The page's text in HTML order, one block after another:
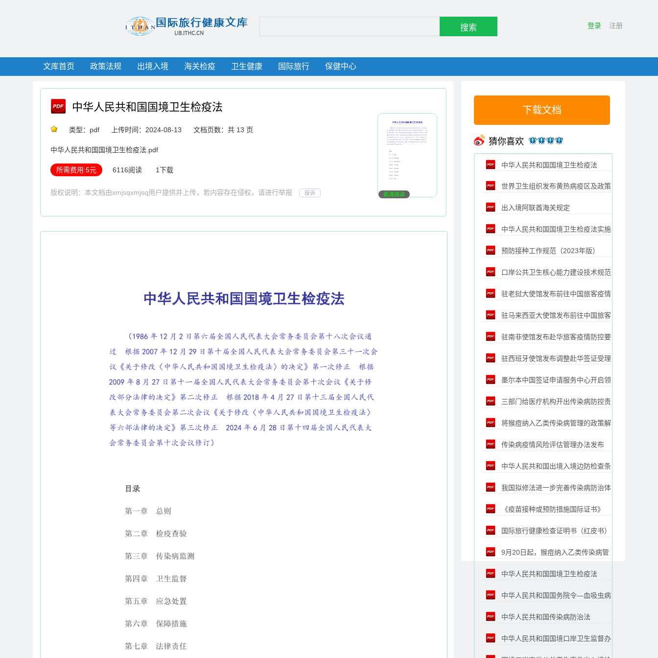
搜索 登录 注册
文库首页 政策法规 出境入境 海关检疫 卫生健康 国际旅行 保健中心
中华人民共和国国境卫生检疫法
类型：pdf 上传时间：2024-08-13 文档页数：共 13 页
中华人民共和国国境卫生检疫法.pdf
所需费用:5元 6116阅读 1下载
版权说明：本文档由xmjsqxmjsq用户提供并上传，若内容存在侵权，请进行举报 投诉 高清阅读
下载文档
猜你喜欢
中华人民共和国国境卫生检疫法
世界卫生组织发布黄热病疫区及政策
（中文）出入境阿联酋海关规定
中华人民共和国国境卫生检疫法实施
细则 预防接种工作规范（2023年版）
口岸公共卫生核心能力建设技术规范
驻老挝大使馆发布前往中国旅客疫情
防控要求的通知
驻马来西亚大使馆发布前往中国旅客
疫情防控要求的通知
驻南非使馆发布赴华旅客疫情防控要
求的通知驻西班牙使馆发布调整赴华签证受理
范围和要求的通知
墨尔本中国签证申请服务中心开启领
事认证代办业务 中领馆发通知
三部门给医疗机构开出传染病防控责
任清单将猴痘纳入乙类传染病管理的政策解
读 传染病疫情风险评估管理办法发布
中华人民共和国出境入境边防检查条
例 我国拟修法进一步完善传染病防治体
制机制 《疫苗接种或预防措施国际证书》
（《黄皮书》）
国际旅行健康检查证明书（红皮书）
9月20日起，猴痘纳入乙类传染病管
理 中华人民共和国国境卫生检疫法
（2018年4月27日修正版）
中华人民共和国国务院令—血吸虫病
防治条例（第463号）
中华人民共和国传染病防治法
中华人民共和国国境口岸卫生监督办